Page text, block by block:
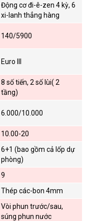
Động cơ đi-ê-zen 4 kỳ, 6
xi-lanh thẳng hàng
140/5900
Euro III
8 số tiến, 2 số lùi( 2
tầng)
6.000/10.000
10.00-20
6+1 (bao gồm cả lốp dự
phòng)
9
Thép các-bon 4mm
Vòi phun trước/sau,
súng phun nước